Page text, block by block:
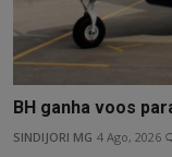
BH ganha voos
SINDIJORI MG 4 Ago, 2026